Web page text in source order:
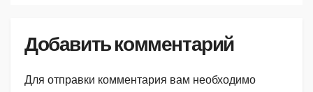
Добавить комментарий
Для отправки комментария вам необходимо